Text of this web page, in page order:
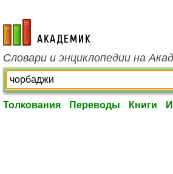
academic.ru
Словари и энциклопедии на
Толкования Переводы Книги